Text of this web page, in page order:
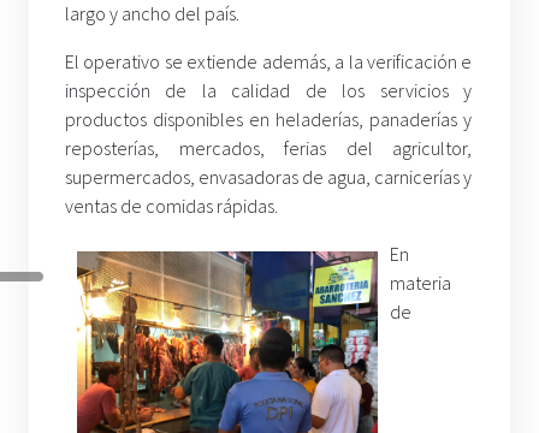
largo y ancho del país.
El operativo se extiende además, a la verificación e
inspección de la calidad de los servicios y
productos disponibles en heladerías, panaderías y
reposterías, mercados, ferias del agricultor,
supermercados, envasadoras de agua, carnicerías y
ventas de comidas rápidas.
En
materia
de